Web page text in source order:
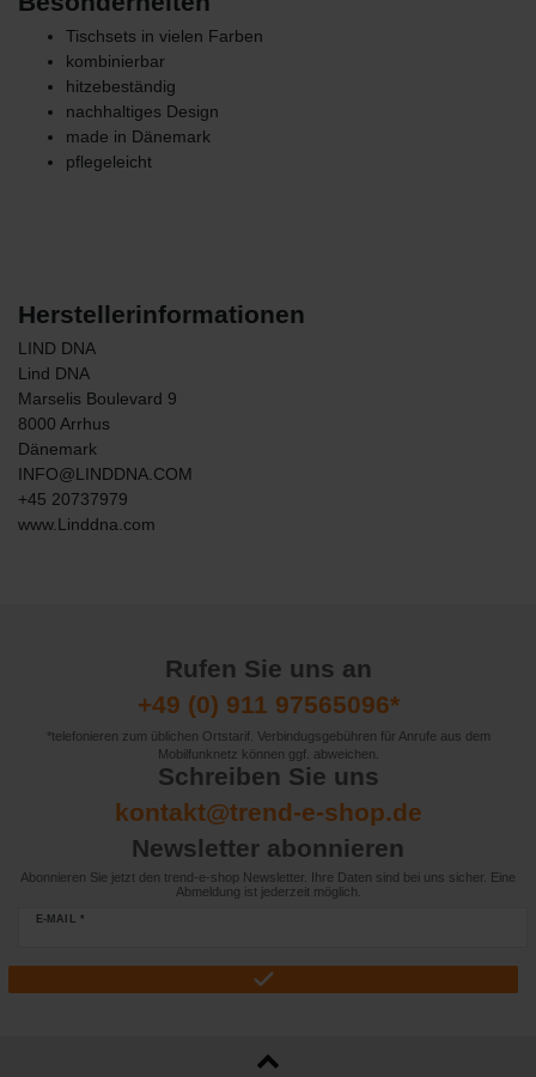
Tischsets in vielen Farben
kombinierbar
hitzebeständig
nachhaltiges Design
made in Dänemark
pflegeleicht
Herstellerinformationen
LIND DNA
Lind DNA
Marselis Boulevard 9
8000 Arrhus
Dänemark
INFO@LINDDNA.COM
+45 20737979
www.Linddna.com
Rufen Sie uns an
+49 (0) 911 97565096*
*telefonieren zum üblichen Ortstarif. Verbindugsgebühren für Anrufe aus dem
Mobilfunknetz können ggf. abweichen.
Schreiben Sie uns
kontakt@trend-e-shop.de
Newsletter abonnieren
Abonnieren Sie jetzt den trend-e-shop Newsletter. Ihre Daten sind bei uns sicher. Eine
Abmeldung ist jederzeit möglich.
E-MAIL *